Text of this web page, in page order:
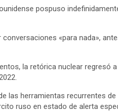
pospuso
«para nada»,
la retórica nuclear regresó
las herramientas recurrentes
ruso en estado de alerta